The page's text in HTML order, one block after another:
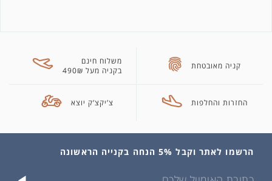
קניה מאובטחת
משלוח חינם
בקניה מעל 490₪
החזרות והחלפות צ’יקצ’ק יוצא
הרשמו לאתר וקבל 5% הנחה בקנייה הראשונה